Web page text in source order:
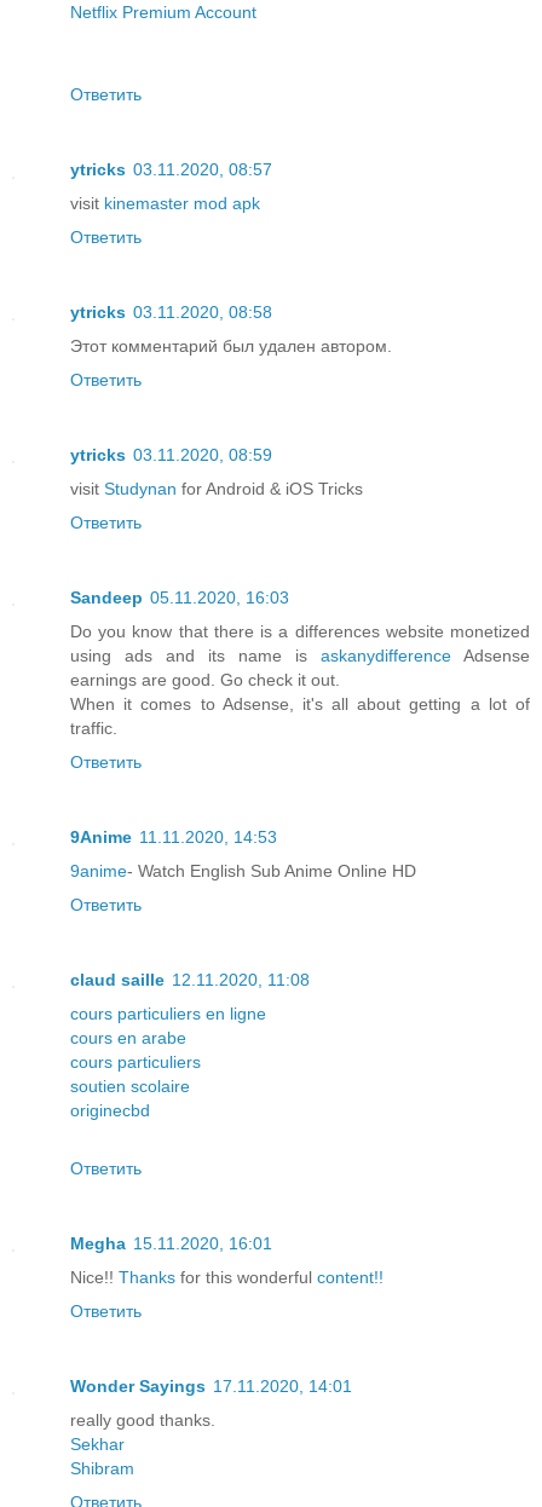
Netflix Premium Account
Ответить
ytricks 03.11.2020, 08:57
visit kinemaster mod apk
Ответить
ytricks 03.11.2020, 08:58
Этот комментарий был удален автором.
Ответить
ytricks 03.11.2020, 08:59
visit Studynan for Android & iOS Tricks
Ответить
Sandeep 05.11.2020, 16:03
Do you know that there is a differences website monetized
using ads and its name is askanydifference Adsense
earnings are good. Go check it out.
When it comes to Adsense, it's all about getting a lot of
traffic.
Ответить
9Anime 11.11.2020, 14:53
9anime- Watch English Sub Anime Online HD
Ответить
claud saille 12.11.2020, 11:08
cours particuliers en ligne
cours en arabe
cours particuliers
soutien scolaire
originecbd
Ответить
Megha 15.11.2020, 16:01
Nice!! Thanks for this wonderful content!!
Ответить
Wonder Sayings 17.11.2020, 14:01
really good thanks.
Sekhar
Shibram
Ответить